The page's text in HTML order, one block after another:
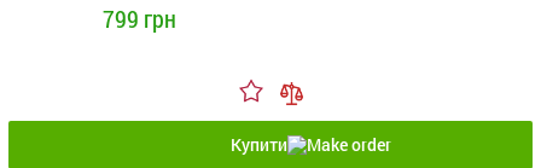
799 грн
Купити